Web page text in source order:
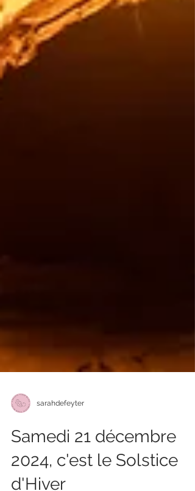
Samedi 21 décembre
2024, c'est le Solstice